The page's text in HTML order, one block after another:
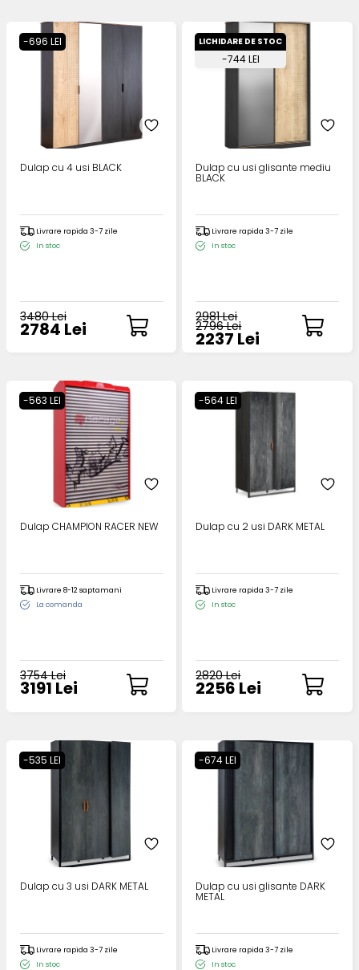
-696 LEI
Dulap cu 4 usi BLACK
Livrare rapida 3-7 zile
In stoc
3480 Lei
2784 Lei
LICHIDARE DE STOC
-744 LEI
Dulap cu usi glisante mediu
BLACK
Livrare rapida 3-7 zile
In stoc
2981 Lei
2796 Lei
2237 Lei
-563 LEI
Dulap CHAMPION RACER NEW
Livrare 8-12 saptamani
La comanda
3754 Lei
3191 Lei
-564 LEI
Dulap cu 2 usi DARK METAL
Livrare rapida 3-7 zile
In stoc
2820 Lei
2256 Lei
-535 LEI
Dulap cu 3 usi DARK METAL
Livrare rapida 3-7 zile
In stoc
-674 LEI
Dulap cu usi glisante DARK
METAL
Livrare rapida 3-7 zile
In stoc